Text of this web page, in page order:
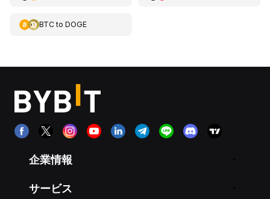
BTCto DOGE
企業情報
サービス